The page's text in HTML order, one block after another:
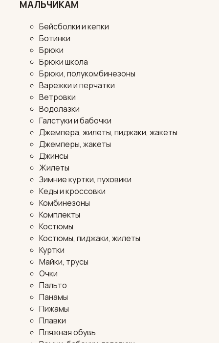
МАЛЬЧИКАМ
Бейсболки и кепки
Ботинки
Брюки
Брюки школа
Брюки, полукомбинезоны
Варежки и перчатки
Ветровки
Водолазки
Галстуки и бабочки
Джемпера, жилеты, пиджаки, жакеты
Джемперы, жакеты
Джинсы
Жилеты
Зимние куртки, пуховики
Кеды и кроссовки
Комбинезоны
Комплекты
Костюмы
Костюмы, пиджаки, жилеты
Куртки
Майки, трусы
Очки
Пальто
Панамы
Пижамы
Плавки
Пляжная обувь